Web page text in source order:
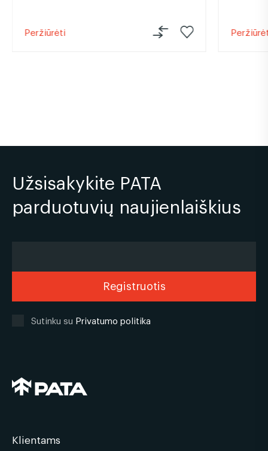
Peržiūrėti
Užsisakykite PATA
parduotuvių naujienlaiškius
Sutinku su Privatumo politika
Klientams